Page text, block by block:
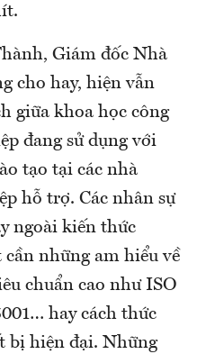
Giám đốc Nhà
cho hay, hiện vẫn
giữa khoa học công
đang sử dụng với
tạo tại các nhà
hỗ trợ. Các nhân sự
ngoài kiến thức
những am hiểu về
chuẩn cao như ISO
hay cách thức
bị hiện đại. Những